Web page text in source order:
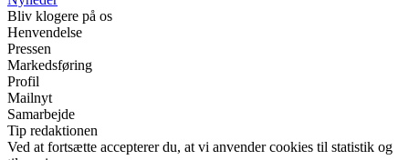
Bliv klogere på os
Henvendelse
Pressen
Markedsføring
Profil
Mailnyt
Samarbejde
Tip redaktionen
Ved at fortsætte accepterer du, at vi anvender cookies til statistik og